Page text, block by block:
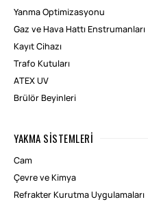
Yanma Optimizasyonu
Gaz ve Hava Hattı Enstrumanları
Kayıt Cihazı
Trafo Kutuları
ATEX UV
Brülör Beyinleri
YAKMA SISTEMLERI
Cam
Çevre ve Kimya
Refrakter Kurutma Uygulamaları